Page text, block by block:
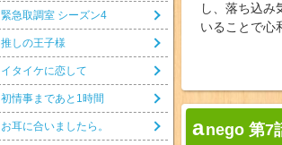
し、落ち込み
いることで心
anego 第7
緊急取調室 シーズン4
推しの王子様
イタイケに恋して
初情事まであと1時間
お耳に合いましたら。